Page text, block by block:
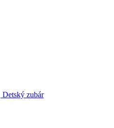
Detský zubár